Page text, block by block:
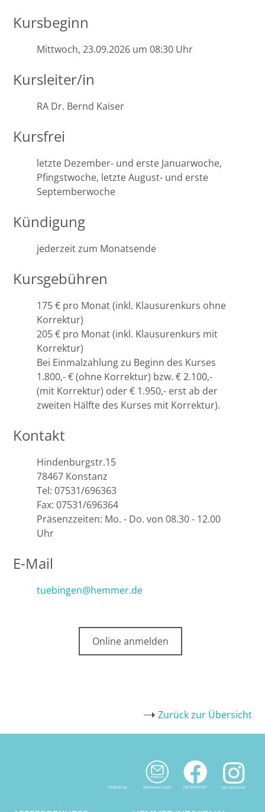
Kursbeginn
Mittwoch, 23.09.2026 um 08:30 Uhr
Kursleiter/in
RA Dr. Bernd Kaiser
Kursfrei
letzte Dezember- und erste Januarwoche,
Pfingstwoche, letzte August- und erste
Septemberwoche
Kündigung
jederzeit zum Monatsende
Kursgebühren
175 € pro Monat (inkl. Klausurenkurs ohne
Korrektur)
205 € pro Monat (inkl. Klausurenkurs mit
Korrektur)
Bei Einmalzahlung zu Beginn des Kurses
1.800,- € (ohne Korrektur) bzw. € 2.100,-
(mit Korrektur) oder € 1.950,- erst ab der
zweiten Hälfte des Kurses mit Korrektur).
Kontakt
Hindenburgstr.15
78467 Konstanz
Tel: 07531/696363
Fax: 07531/696364
Präsenzzeiten: Mo. - Do. von 08.30 - 12.00
Uhr
E-Mail
tuebingen@hemmer.de
Online anmelden
Zurück zur Übersicht
Leipzig
Lüneburg
Mainz
Mannheim
Marburg
München
Münster
Osnabrück
Potsdam
Regensburg
Rostock
Saarbrücken
Tübingen
Wiesbaden
Würzburg